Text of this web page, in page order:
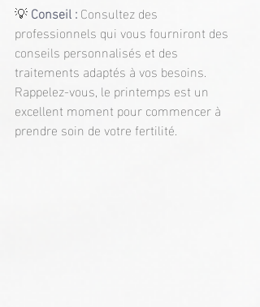
💡 Conseil : Consultez des
professionnels qui vous fourniront des
conseils personnalisés et des
traitements adaptés à vos besoins.
Rappelez-vous, le printemps est un
excellent moment pour commencer à
prendre soin de votre fertilité.